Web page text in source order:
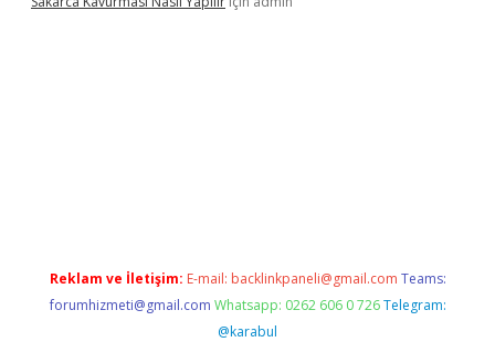
Reklam ve İletişim: E-mail: backlinkpaneli@gmail.com Teams:
forumhizmeti@gmail.com Whatsapp: 0262 606 0 726 Telegram:
@karabul